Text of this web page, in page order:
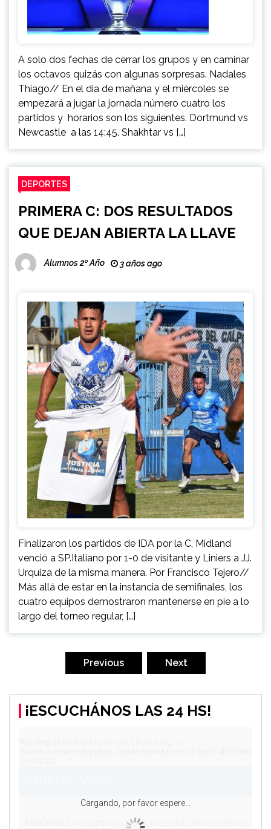
A solo dos fechas de cerrar los grupos y en caminar
los octavos quizás con algunas sorpresas. Nadales
Thiago// En el dia de mañana y el miércoles se
empezará a jugar la jornada número cuatro los
partidos y horarios son los siguientes. Dortmund vs
Newcastle a las 14:45. Shakhtar vs […]
DEPORTES
PRIMERA C: DOS RESULTADOS
QUE DEJAN ABIERTA LA LLAVE
Alumnos 2º Año 3 años ago
Finalizaron los partidos de IDA por la C, Midland
venció a SP.Italiano por 1-0 de visitante y Liniers a JJ.
Urquiza de la misma manera. Por Francisco Tejero//
Más allá de estar en la instancia de semifinales, los
cuatro equipos demostraron mantenerse en pie a lo
largo del torneo regular, […]
Previous Next
¡ESCUCHÁNOS LAS 24 HS!